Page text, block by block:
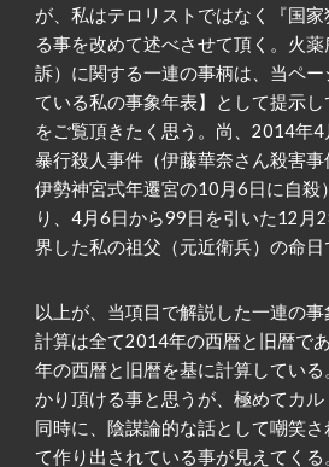
が、私はテロリストではなく『国
る事を改めて述べさせて頂く。火
訴）に関する一連の事柄は、当ペ
ている私の事象年表】として提示
をご覧頂きたく思う。尚、2014年
暴行殺人事件（伊藤華奈さん殺害事
伊勢神宮式年遷宮の10月6日に自殺
り、4月6日から99日を引いた12月
界した私の祖父（元近衛兵）の命日
以上が、当項目で解説した一連の
計算は全て2014年の西暦と旧暦で
年の西暦と旧暦を基に計算してい
かり頂ける事と思うが、極めてカル
同時に、陰謀論的な話として嘲笑さ
て作り出されている事が見えてくる